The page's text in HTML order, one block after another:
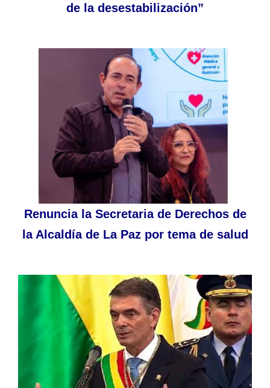
de la desestabilización”
Renuncia la Secretaria de Derechos de
la Alcaldía de La Paz por tema de salud